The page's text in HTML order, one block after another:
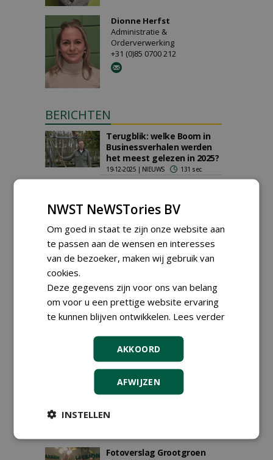
Dionne Herfst
Administratie &
Orderverwerking
+31 (0)85 0700 212
BERICHTEN
Terugblik: welke Boom in
Businessverhalen werden
het meest gelezen in 2025?
19-12-2025 | NIEUWS 131 sec
investeren we in de
22-10-2025 | ARTIKEL 108 sec
Natuurlijke boomkoker
beschermt jonge aanplant
07-10-2025 | NIEUWS 41 sec
Fotoverslag
GrootGroenPlus 2025
Groene Transfers van
januari
101 sec
Evenementenlocatie
aankleden met
verplaatsbaar groen
Fotoverslag Grootgroen
NWST NeWSTories BV
Om goed in staat te zijn onze website aan
te passen aan de wensen en interesses
van de bezoeker, maken wij gebruik van
cookies.
Deze gegevens zijn voor ons van belang
om voor u een prettige website ervaring
te kunnen blijven ontwikkelen. Lees verder
AKKOORD
AFWIJZEN
INSTELLEN